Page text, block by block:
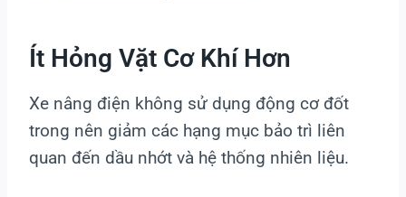
Ít Hỏng Vặt Cơ Khí Hơn
Xe nâng điện không sử dụng động cơ đốt
trong nên giảm các hạng mục bảo trì liên
quan đến dầu nhớt và hệ thống nhiên liệu.